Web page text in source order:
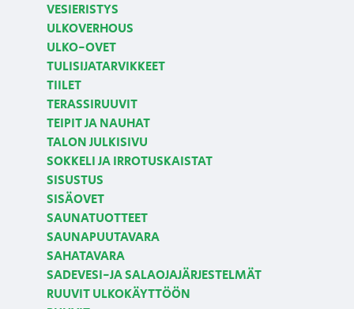
VESIERISTYS
ULKOVERHOUS
ULKO-OVET
TULISIJATARVIKKEET
TIILET
TERASSIRUUVIT
TEIPIT JA NAUHAT
TALON JULKISIVU
SOKKELI JA IRROTUSKAISTAT
SISUSTUS
SISÄOVET
SAUNATUOTTEET
SAUNAPUUTAVARA
SAHATAVARA
SADEVESI-JA SALAOJAJÄRJESTELMÄT
RUUVIT ULKOKÄYTTÖÖN